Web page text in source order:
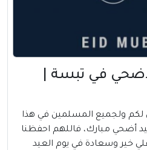
في تبسة |
لكم ولجميع المسلمين في هذا
بعيد أضحي مبارك، فاللهم احفظنا
خير وسعادة في يوم العيد